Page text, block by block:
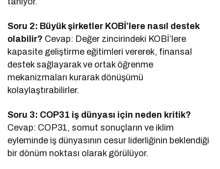
Soru 2: Büyük şirketler KOBİ’lere nasıl destek
olabilir? Cevap: Değer zincirindeki KOBİ’lere
kapasite geliştirme eğitimleri vererek, finansal
destek sağlayarak ve ortak öğrenme
mekanizmaları kurarak dönüşümü
kolaylaştırabilirler.
Soru 3: COP31 iş dünyası için neden kritik?
Cevap: COP31, somut sonuçların ve iklim
eyleminde iş dünyasının cesur liderliğinin beklendiği
bir dönüm noktası olarak görülüyor.